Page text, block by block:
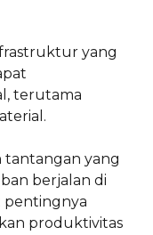
yang
terutama
tantangan yang
berjalan di
pentingnya
produktivitas